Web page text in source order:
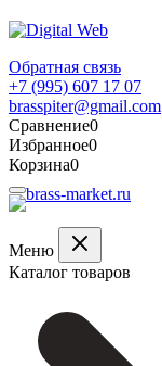
Обратная связь
+7 (995) 607 17 07
brasspiter@gmail.com
Сравнение0
Избранное0
Корзина0
Меню
Каталог товаров